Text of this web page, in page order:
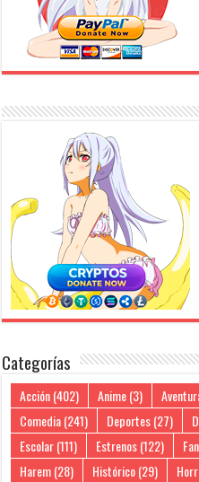
Categorías
Acción(402) Anime(3)
Comedia(241) Deportes(27)
Escolar(111) Estrenos(122)
Harem(28) Histórico(29)